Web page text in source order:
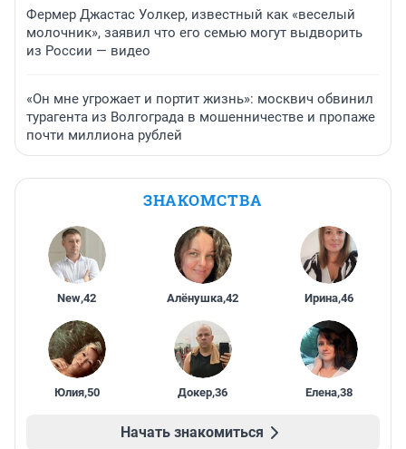
Фермер Джастас Уолкер, известный как «веселый
молочник», заявил что его семью могут выдворить
из России — видео
«Он мне угрожает и портит жизнь»: москвич обвинил
турагента из Волгограда в мошенничестве и пропаже
почти миллиона рублей
ЗНАКОМСТВА
New,42 Алёнушка,42 Ирина,46
Юлия,50 Докер,36 Елена,38
Начать знакомиться